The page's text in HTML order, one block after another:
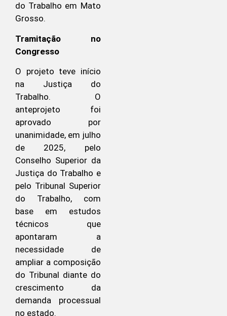
do Trabalho em Mato
Grosso.
Tramitação no
Congresso
O projeto teve início
na Justiça do
Trabalho. O
anteprojeto foi
aprovado por
unanimidade, em julho
de 2025, pelo
Conselho Superior da
Justiça do Trabalho e
pelo Tribunal Superior
do Trabalho, com
base em estudos
técnicos que
apontaram a
necessidade de
ampliar a composição
do Tribunal diante do
crescimento da
demanda processual
no estado.